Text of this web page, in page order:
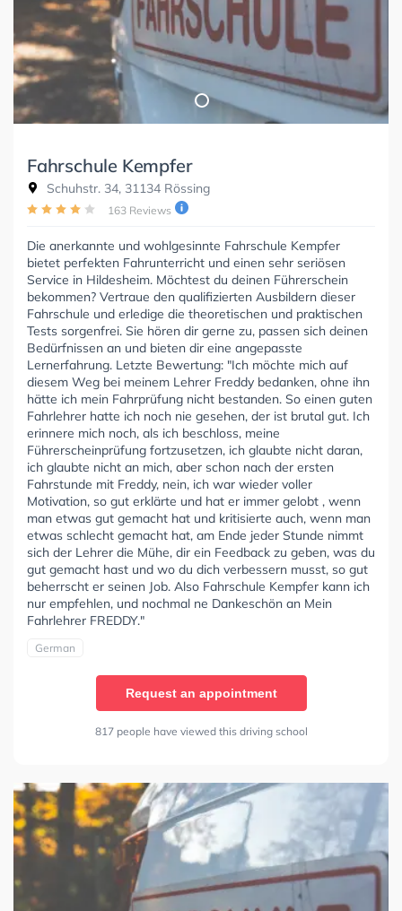
Fahrschule Kempfer
Schuhstr. 34, 31134 Rössing
163 Reviews
Die anerkannte und wohlgesinnte Fahrschule Kempfer
bietet perfekten Fahrunterricht und einen sehr seriösen
Service in Hildesheim. Möchtest du deinen Führerschein
bekommen? Vertraue den qualifizierten Ausbildern dieser
Fahrschule und erledige die theoretischen und praktischen
Tests sorgenfrei. Sie hören dir gerne zu, passen sich deinen
Bedürfnissen an und bieten dir eine angepasste
Lernerfahrung. Letzte Bewertung: "Ich möchte mich auf
diesem Weg bei meinem Lehrer Freddy bedanken, ohne ihn
hätte ich mein Fahrprüfung nicht bestanden. So einen guten
Fahrlehrer hatte ich noch nie gesehen, der ist brutal gut. Ich
erinnere mich noch, als ich beschloss, meine
Führerscheinprüfung fortzusetzen, ich glaubte nicht daran,
ich glaubte nicht an mich, aber schon nach der ersten
Fahrstunde mit Freddy, nein, ich war wieder voller
Motivation, so gut erklärte und hat er immer gelobt , wenn
man etwas gut gemacht hat und kritisierte auch, wenn man
etwas schlecht gemacht hat, am Ende jeder Stunde nimmt
sich der Lehrer die Mühe, dir ein Feedback zu geben, was du
gut gemacht hast und wo du dich verbessern musst, so gut
beherrscht er seinen Job. Also Fahrschule Kempfer kann ich
nur empfehlen, und nochmal ne Dankeschön an Mein
Fahrlehrer FREDDY."
German
Request an appointment
817 people have viewed this driving school